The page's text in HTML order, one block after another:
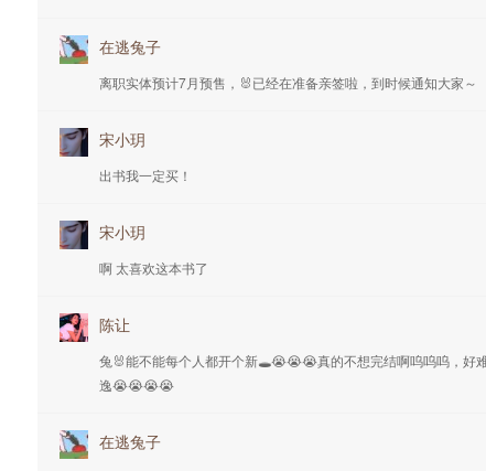
在逃兔子
离职实体预计7月预售，🐰已经在准备亲签啦，到时候通知大家～
宋小玥
出书我一定买！
宋小玥
啊 太喜欢这本书了
陈让
兔🐰能不能每个人都开个新🕳️😭😭😭真的不想完结啊呜呜呜，好
逸😭😭😭😭
在逃兔子